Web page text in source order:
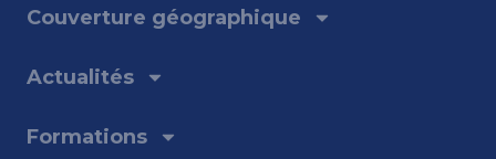
Couverture géographique
Actualités
Formations